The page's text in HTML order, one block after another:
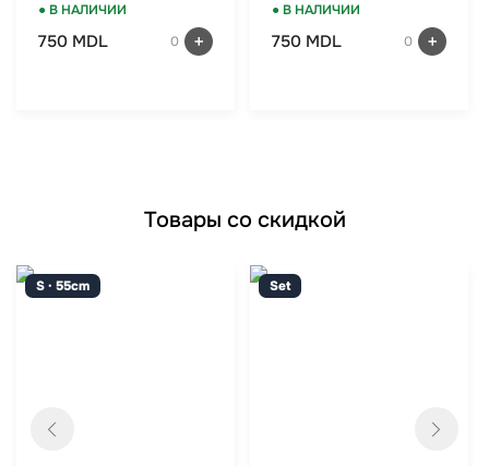
● В НАЛИЧИИ
750 MDL 0
● В НАЛИЧИИ
750 MDL 0
Товары со скидкой
S · 55cm Set